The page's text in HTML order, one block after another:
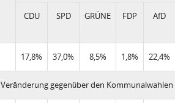
CDU SPD GRÜNE FDP AfD
17,8% 37,0% 8,5% 1,8% 22,4%
Veränderung gegenüber den Kommunalwahlen